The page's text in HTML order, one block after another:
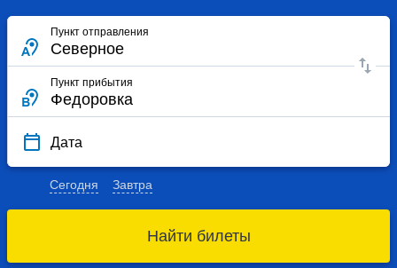
Пункт отправления
Пункт прибытия
Дата
Сегодня Завтра
Найти билеты